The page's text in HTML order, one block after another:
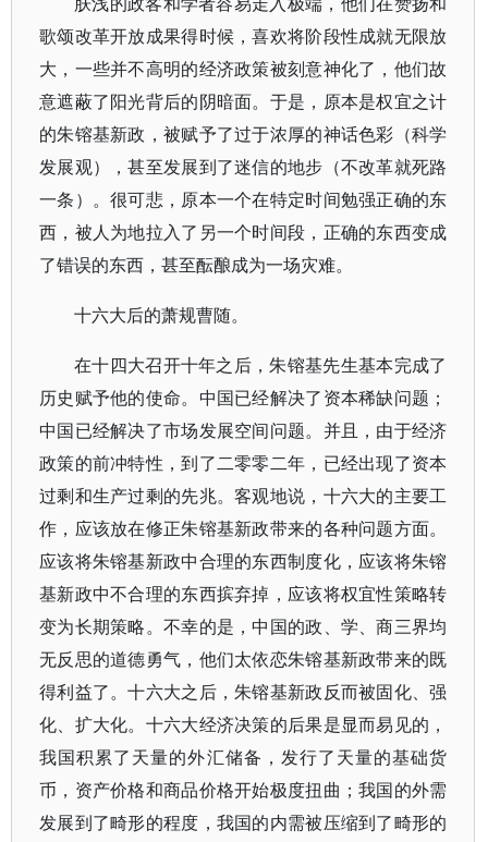
歌颂改革开放成果得时候，喜欢将阶段性成就无限放
大，一些并不高明的经济政策被刻意神化了，他们故
意遮蔽了阳光背后的阴暗面。于是，原本是权宜之计
的朱镕基新政，被赋予了过于浓厚的神话色彩（科学
发展观），甚至发展到了迷信的地步（不改革就死路
一条）。很可悲，原本一个在特定时间勉强正确的东
西，被人为地拉入了另一个时间段，正确的东西变成
了错误的东西，甚至酝酿成为一场灾难。
十六大后的萧规曹随。
在十四大召开十年之后，朱镕基先生基本完成了
历史赋予他的使命。中国已经解决了资本稀缺问题；
中国已经解决了市场发展空间问题。并且，由于经济
政策的前冲特性，到了二零零二年，已经出现了资本
过剩和生产过剩的先兆。客观地说，十六大的主要工
作，应该放在修正朱镕基新政带来的各种问题方面。
应该将朱镕基新政中合理的东西制度化，应该将朱镕
基新政中不合理的东西摈弃掉，应该将权宜性策略转
变为长期策略。不幸的是，中国的政、学、商三界均
无反思的道德勇气，他们太依恋朱镕基新政带来的既
得利益了。十六大之后，朱镕基新政反而被固化、强
化、扩大化。十六大经济决策的后果是显而易见的，
我国积累了天量的外汇储备，发行了天量的基础货
币，资产价格和商品价格开始极度扭曲；我国的外需
发展到了畸形的程度，我国的内需被压缩到了畸形的